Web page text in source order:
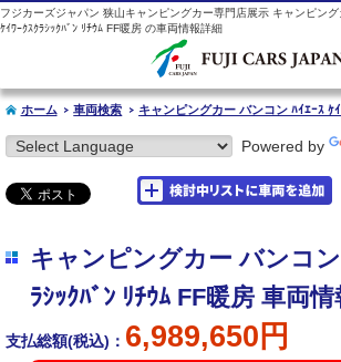
フジカーズジャパン 狭山キャンピングカー専門店展示 キャンピング
ｹｲﾜｰｸｽｸﾗｼｯｸﾊﾞﾝ ﾘﾁｳﾑ FF暖房 の車両情報詳細
ホーム 車両検索 キャンピングカー バンコン ﾊｲｴｰｽ ｹ
Powered by
キャンピングカー バンコン
ﾗｼｯｸﾊﾞﾝ ﾘﾁｳﾑ FF暖房 車両情
支払総額(税込)： 6,989,650円